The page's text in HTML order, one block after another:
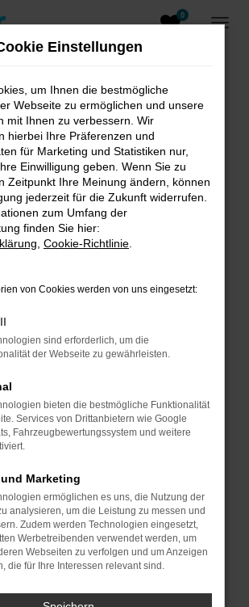
0
Angebote
Error
ein Fehler aufgetreten.
Tipps, die dir helfen können:
deine Firewall und deine
Webseiten, zum Beispiel deine
wie Werbeblocker,
Laden bestimmter Seiten
Funktioniert die Seite in einem
oder in einem privaten
Gerät neu.
manchmal helfen, vorübergehende
beheben.
dass dein Browser und dein
auf dem neuesten Stand
birgt nicht nur ein
Einstellungen
um Ihnen die bestmögliche
Webseite zu ermöglichen und unsere
mit Ihnen zu verbessern. Wir
hierbei Ihre Präferenzen und
für Marketing und Statistiken nur,
Einwilligung geben. Wenn Sie zu
Zeitpunkt Ihre Meinung ändern, können
jederzeit für die Zukunft widerrufen.
zum Umfang der
finden Sie hier:
Cookie-Richtlinie
von Cookies werden von uns eingesetzt:
sind erforderlich, um die
der Webseite zu gewährleisten.
bieten die bestmögliche Funktionalität
Services von Drittanbietern wie Google
Fahrzeugbewertungssystem und weitere
Marketing
ermöglichen es uns, die Nutzung der
analysieren, um die Leistung zu messen und
Zudem werden Technologien eingesetzt,
Werbetreibenden verwendet werden, um
Webseiten zu verfolgen und um Anzeigen
die für Ihre Interessen relevant sind.